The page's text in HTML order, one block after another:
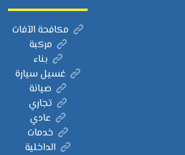
مكافحة الآفات
مركبة
بناء
غسيل سيارة
صيانة
تجاري
عادي
خدمات
الداخلية